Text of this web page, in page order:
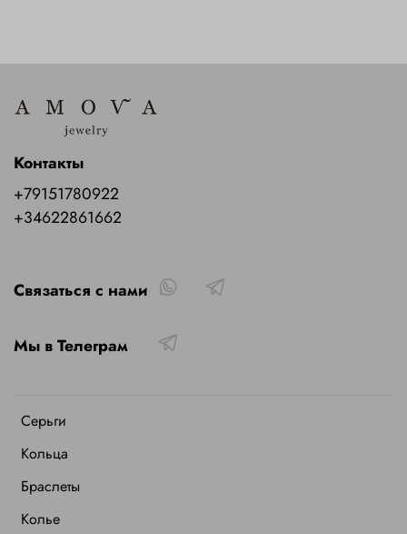
Серьги
Кольца
Браслеты
Колье
Контакты
+79151780922
+34622861662
Связаться с нами
Мы в Телеграм